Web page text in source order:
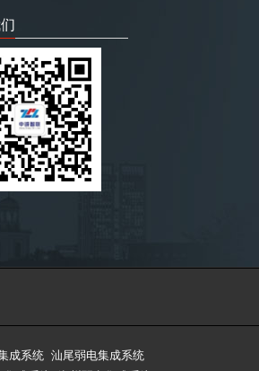
成系统 汕尾弱电集成系统